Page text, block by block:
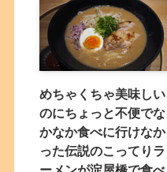
めちゃくちゃ美味しい
のにちょっと不便でな
かなか食べに行けなか
った伝説のこってりラ